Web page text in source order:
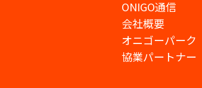
ONIGO通信
会社概要
オニゴーパーク
協業パートナー